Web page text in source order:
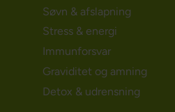
Søvn & afslapning
Stress & energi
Immunforsvar
Graviditet og amning
Detox & udrensning